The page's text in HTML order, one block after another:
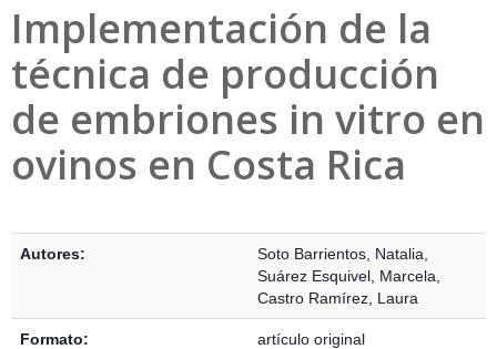
Implementación de la
técnica de producción
de embriones in vitro en
ovinos en Costa Rica
Autores: Soto Barrientos, Natalia
Suárez Esquivel, Marcela
Castro Ramírez, Laura
Formato: artículo original